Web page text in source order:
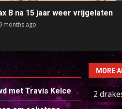
B na 15 jaar weer vrijgelaten
months ago
met Travis Kelce
MORE
2